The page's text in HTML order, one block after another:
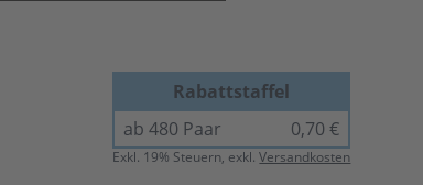
Rabattstaffel
ab 480 Paar
0,70 €
Exkl. 19% Steuern, exkl.Versandkosten